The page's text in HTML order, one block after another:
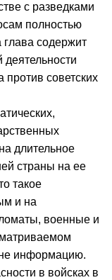
с разведками
полностью
глава содержит
советских
длительное
страны на ее
такое
и на
военные и
информацию.
в войсках в